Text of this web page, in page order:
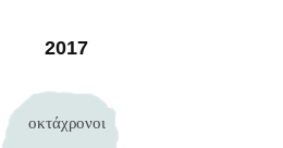
2017
οκτάχρονοι